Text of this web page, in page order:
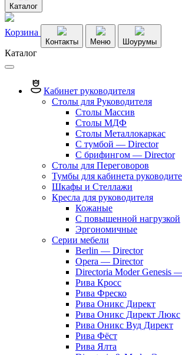
Каталог
Корзина
Контакты Меню Шоурумы
Каталог
Кабинет руководителя
Столы для Руководителя
Столы Массив
Столы МДФ
Столы Металлокаркас
С тумбой — Director
C брифингом — Director
Столы для Переговоров
Тумбы для кабинета
Шкафы и Стеллажи
Кресла для руководителя
Кожаные
С повышенной нагрузкой
Эргономичные
Серии мебели
Berlin — Director
Opera — Director
Directoria Moder Genesis
Рива Кросс
Рива Фреско
Рива Оникс Директ
Рива Оникс Директ Люкс
Рива Оникс Вуд Директ
Рива Фёст
Рива Ялта